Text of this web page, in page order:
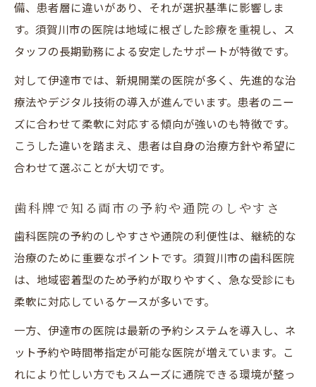
備、患者層に違いがあり、それが選択基準に影響しま
す。須賀川市の医院は地域に根ざした診療を重視し、ス
タッフの長期勤務による安定したサポートが特徴です。
対して伊達市では、新規開業の医院が多く、先進的な治
療法やデジタル技術の導入が進んでいます。患者のニー
ズに合わせて柔軟に対応する傾向が強いのも特徴です。
こうした違いを踏まえ、患者は自身の治療方針や希望に
合わせて選ぶことが大切です。
歯科牌で知る両市の予約や通院のしやすさ
歯科医院の予約のしやすさや通院の利便性は、継続的な
治療のために重要なポイントです。須賀川市の歯科医院
は、地域密着型のため予約が取りやすく、急な受診にも
柔軟に対応しているケースが多いです。
一方、伊達市の医院は最新の予約システムを導入し、ネ
ット予約や時間帯指定が可能な医院が増えています。こ
れにより忙しい方でもスムーズに通院できる環境が整っ